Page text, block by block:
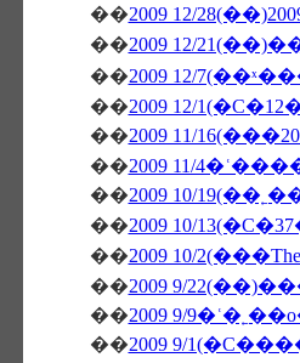
��
��
��
��
��
��2009 11/
��2009 10/
��
��
��
��2009 9/
��2009 9/